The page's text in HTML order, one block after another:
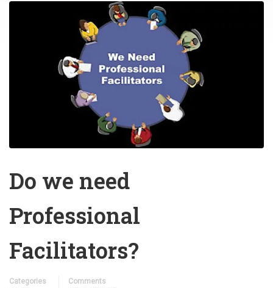
Do we need
Professional
Facilitators?
Categories
Comments